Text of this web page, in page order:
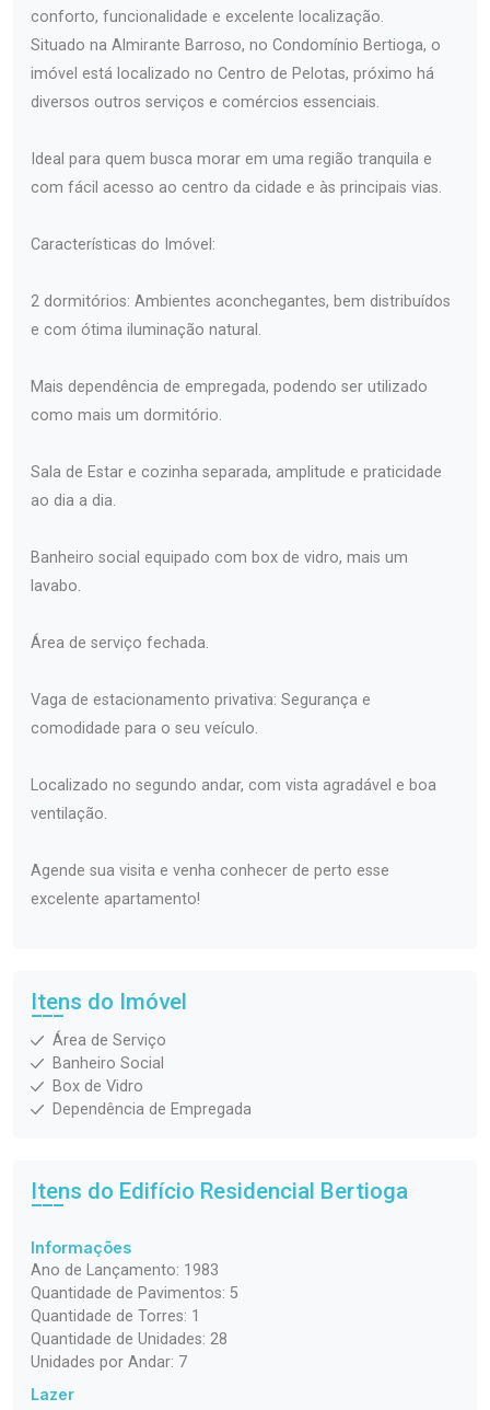
conforto, funcionalidade e excelente localização.
Situado na Almirante Barroso, no Condomínio Bertioga, o
imóvel está localizado no Centro de Pelotas, próximo há
diversos outros serviços e comércios essenciais.
Ideal para quem busca morar em uma região tranquila e
com fácil acesso ao centro da cidade e às principais vias.
Características do Imóvel:
2 dormitórios: Ambientes aconchegantes, bem distribuídos
e com ótima iluminação natural.
Mais dependência de empregada, podendo ser utilizado
como mais um dormitório.
Sala de Estar e cozinha separada, amplitude e praticidade
ao dia a dia.
Banheiro social equipado com box de vidro, mais um
lavabo.
Área de serviço fechada.
Vaga de estacionamento privativa: Segurança e
comodidade para o seu veículo.
Localizado no segundo andar, com vista agradável e boa
ventilação.
Agende sua visita e venha conhecer de perto esse
excelente apartamento!
Itens do Imóvel
Área de Serviço
Banheiro Social
Box de Vidro
Dependência de Empregada
Itens do Edifício Residencial Bertioga
Informações
Ano de Lançamento: 1983
Quantidade de Pavimentos: 5
Quantidade de Torres: 1
Quantidade de Unidades: 28
Unidades por Andar: 7
Lazer